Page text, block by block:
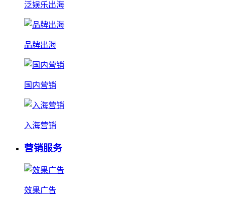
泛娱乐出海
品牌出海
国内营销
入海营销
营销服务
效果广告